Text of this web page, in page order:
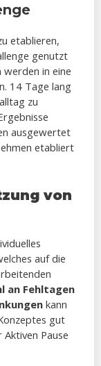
etablieren,
genutzt
in eine
14 Tage lang
zu
ausgewertet
etabliert
von
auf die
an Fehltagen
kann
gut
Pause